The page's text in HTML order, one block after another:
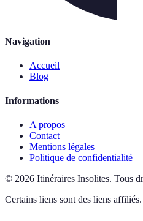
Navigation
Accueil
Blog
Informations
A propos
Contact
Mentions légales
Politique de confidentialité
© 2026 Itinéraires Insolites. Tous
Certains liens sont des liens affiliés.